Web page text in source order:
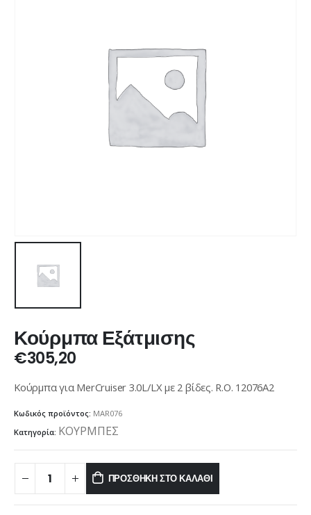
Κούρμπα Εξάτμισης
€305,20
Κούρμπα για MerCruiser 3.0L/LX με 2 βίδες. R.O. 12076A2
Κωδικός προϊόντος: MAR076
Κατηγορία: ΚΟΥΡΜΠΕΣ
ΠΡΟΣΘΉΚΗ ΣΤΟ ΚΑΛΆΘΙ